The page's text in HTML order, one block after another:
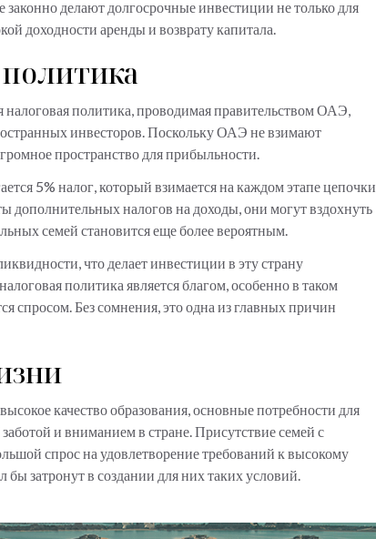
делают долгосрочные инвестиции не только для
доходности аренды и возврату капитала.
налоговая политика, проводимая правительством ОАЭ,
инвесторов. Поскольку ОАЭ не взимают
пространство для прибыльности.
5% налог, который взимается на каждом этапе цепочки
дополнительных налогов на доходы, они могут вздохнуть
семей становится еще более вероятным.
что делает инвестиции в эту страну
политика является благом, особенно в таком
спросом. Без сомнения, это одна из главных причин
качество образования, основные потребности для
и вниманием в стране. Присутствие семей с
спрос на удовлетворение требований к высокому
затронут в создании для них таких условий.